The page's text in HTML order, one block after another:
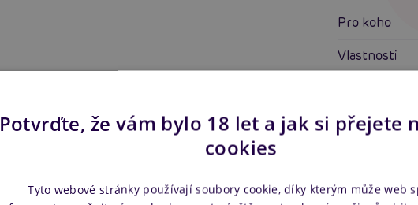
Pro koho
Vlastnosti
Náš kód
Potvrďte, že vám bylo 18 let a jak si přejete
cookies
Tyto webové stránky používají soubory cookie, díky kterým může web